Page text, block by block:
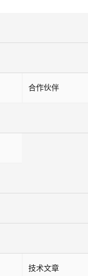
合作伙伴
技术文章